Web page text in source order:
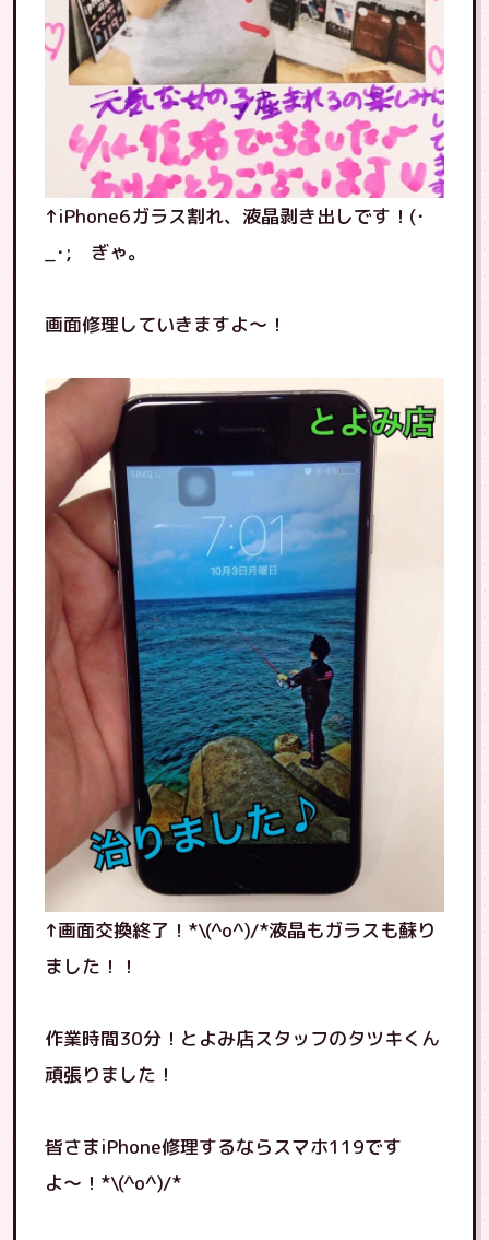
↑iPhone6ガラス割れ、液晶剥き出しです！(･
_･; ぎゃ。
画面修理していきますよ〜！
↑画面交換終了！*\(^o^)/*液晶もガラスも蘇り
ました！！
作業時間30分！とよみ店スタッフのタツキくん
頑張りました！
皆さまiPhone修理するならスマホ119です
よ〜！*\(^o^)/*